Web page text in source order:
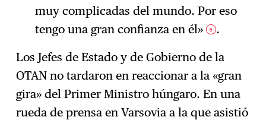
muy complicadas del mundo. Por eso
tengo una gran confianza en él»
6 .
Los Jefes de Estado y de Gobierno de la
OTAN no tardaron en reaccionar a la «gran
gira» del Primer Ministro húngaro. En una
rueda de prensa en Varsovia a la que asistió